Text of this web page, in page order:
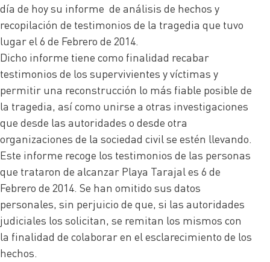
día de hoy su informe de análisis de hechos y
recopilación de testimonios de la tragedia que tuvo
lugar el 6 de Febrero de 2014.
Dicho informe tiene como finalidad recabar
testimonios de los supervivientes y víctimas y
permitir una reconstrucción lo más fiable posible de
la tragedia, así como unirse a otras investigaciones
que desde las autoridades o desde otra
organizaciones de la sociedad civil se estén llevando.
Este informe recoge los testimonios de las personas
que trataron de alcanzar Playa Tarajal es 6 de
Febrero de 2014. Se han omitido sus datos
personales, sin perjuicio de que, si las autoridades
judiciales los solicitan, se remitan los mismos con
la finalidad de colaborar en el esclarecimiento de los
hechos.